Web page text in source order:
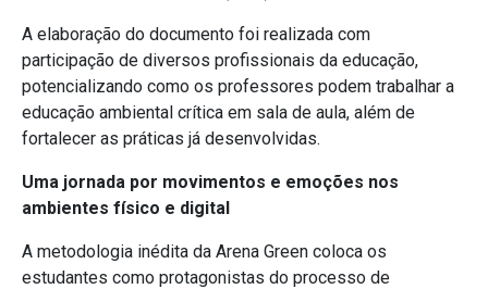
A elaboração do documento foi realizada com
participação de diversos profissionais da educação,
potencializando como os professores podem trabalhar a
educação ambiental crítica em sala de aula, além de
fortalecer as práticas já desenvolvidas.
Uma jornada por movimentos e emoções nos
ambientes físico e digital
A metodologia inédita da Arena Green coloca os
estudantes como protagonistas do processo de